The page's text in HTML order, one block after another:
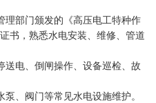
理部门颁发的《高压电工特种作
书，熟悉水电安装、维修、管道
电、倒闸操作、设备巡检、故
、阀门等常见水电设施维护。